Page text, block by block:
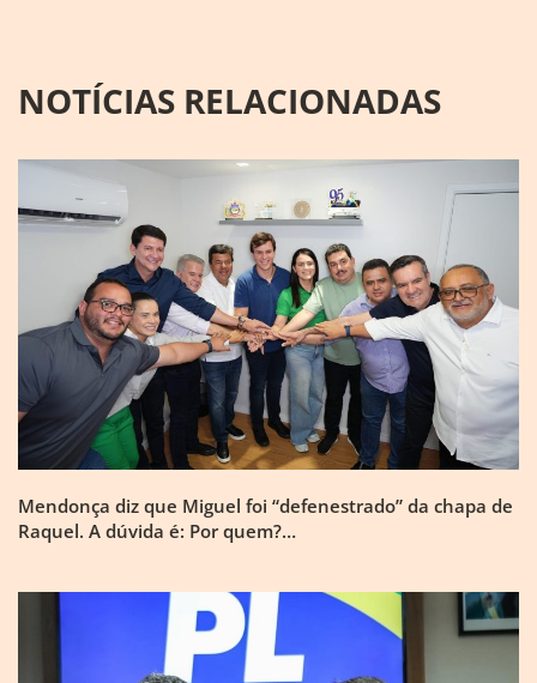
NOTÍCIAS RELACIONADAS
Mendonça diz que Miguel foi “defenestrado” da chapa de
Raquel. A dúvida é: Por quem?…